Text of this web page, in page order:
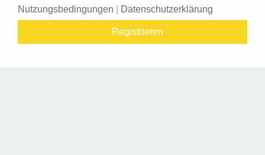
Nutzungsbedingungen Datenschutzerklärung
Registrieren